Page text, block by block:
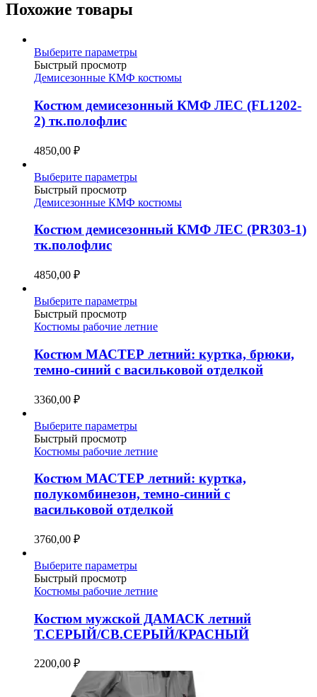
Похожие товары
Выберите параметрыЭтот
имеет
вариаций.
Опции
товара.
Быстрый просмотр
Демисезонные КМФ костюмы
Костюм демисезонный КМФ ЛЕС (FL1202-
2) тк.полофлис
4850,00 ₽
Выберите параметрыЭтот
имеет
вариаций.
товара.
Быстрый просмотр
Демисезонные КМФ костюмы
Костюм демисезонный КМФ ЛЕС (PR303-1)
тк.полофлис
4850,00 ₽
Выберите параметрыЭтот
имеет
вариаций.
Опции
можно
товара.
Быстрый просмотр
Костюмы рабочие летние
Костюм МАСТЕР летний: куртка, брюки,
темно-синий с васильковой отделкой
3360,00 ₽
Выберите параметрыЭтот
имеет
вариаций.
можно
выбрать
Быстрый просмотр
Костюмы рабочие летние
Костюм МАСТЕР летний: куртка,
полукомбинезон, темно-синий с
васильковой отделкой
3760,00 ₽
Выберите параметрыЭтот
имеет
вариаций.
Опции
можно
странице
товара.
Быстрый просмотр
Костюмы рабочие летние
Костюм мужской ДАМАСК летний
Т.СЕРЫЙ/СВ.СЕРЫЙ/КРАСНЫЙ
2200,00 ₽